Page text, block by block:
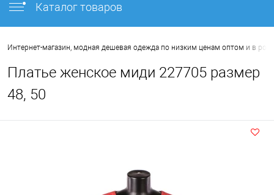
Каталог товаров
Интернет-магазин, модная дешевая одежда по низким ценам оптом и в
Платье женское миди 227705 размер
48, 50